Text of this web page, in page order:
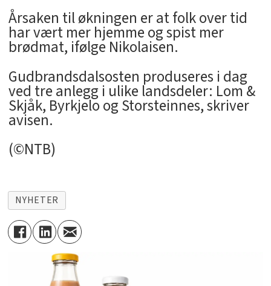
Årsaken til økningen er at folk over tid
har vært mer hjemme og spist mer
brødmat, ifølge Nikolaisen.
Gudbrandsdalsosten produseres i dag
ved tre anlegg i ulike landsdeler: Lom &
Skjåk, Byrkjelo og Storsteinnes, skriver
avisen.
(©NTB)
NYHETER